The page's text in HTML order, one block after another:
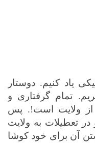
یاد کنیم. دوستار
تمام گرفتاری و
از ولایت است!. پس
در تعطیلات به ولایت
آن برای خود کوشا